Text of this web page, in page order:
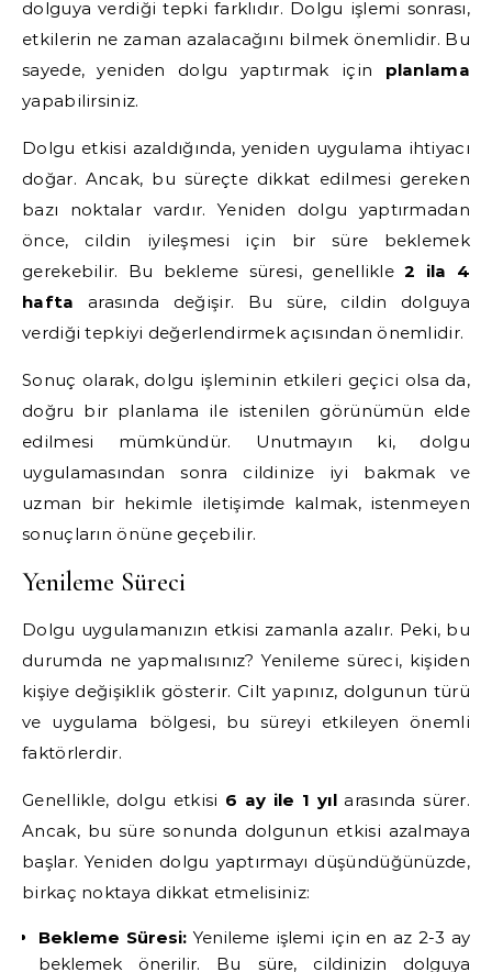
dolguya verdiği tepki farklıdır. Dolgu işlemi sonrası,
etkilerin ne zaman azalacağını bilmek önemlidir. Bu
sayede, yeniden dolgu yaptırmak için planlama
yapabilirsiniz.
Dolgu etkisi azaldığında, yeniden uygulama ihtiyacı
doğar. Ancak, bu süreçte dikkat edilmesi gereken
bazı noktalar vardır. Yeniden dolgu yaptırmadan
önce, cildin iyileşmesi için bir süre beklemek
gerekebilir. Bu bekleme süresi, genellikle2 ila 4
hafta arasında değişir. Bu süre, cildin dolguya
verdiği tepkiyi değerlendirmek açısından önemlidir.
Sonuç olarak, dolgu işleminin etkileri geçici olsa da,
doğru bir planlama ile istenilen görünümün elde
edilmesi mümkündür. Unutmayın ki, dolgu
uygulamasından sonra cildinize iyi bakmak ve
uzman bir hekimle iletişimde kalmak, istenmeyen
sonuçların önüne geçebilir.
Yenileme Süreci
Dolgu uygulamanızın etkisi zamanla azalır. Peki, bu
durumda ne yapmalısınız? Yenileme süreci, kişiden
kişiye değişiklik gösterir. Cilt yapınız, dolgunun türü
ve uygulama bölgesi, bu süreyi etkileyen önemli
faktörlerdir.
Genellikle, dolgu etkisi 6 ay ile 1 yılarasında sürer.
Ancak, bu süre sonunda dolgunun etkisi azalmaya
başlar. Yeniden dolgu yaptırmayı düşündüğünüzde,
birkaç noktaya dikkat etmelisiniz:
Bekleme Süresi:Yenileme işlemi için en az 2-3 ay
beklemek önerilir. Bu süre, cildinizin dolguya